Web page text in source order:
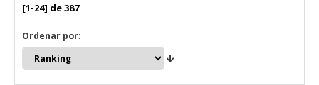
[1-24] de 387
Ordenar por: